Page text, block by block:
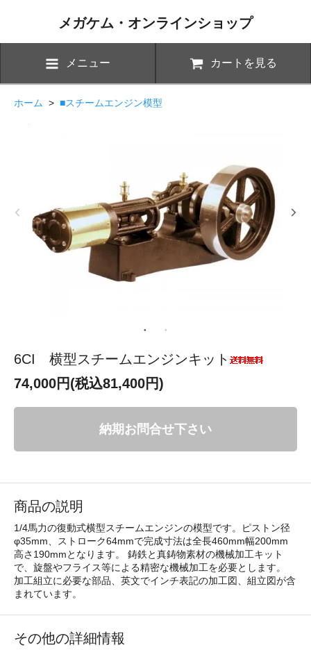
メガケム・オンラインショップ
メニュー カートを見る
ホーム > ■スチームエンジン模型
6CI 横型スチームエンジンキット
74,000円(税込81,400円)
納期お問合せ下さい
商品の説明
1/4馬力の復動式横型スチームエンジンの模型です。ピストン径
φ35mm、ストローク64mmで完成寸法は全長460mm幅200mm
高さ190mmとなります。 鋳鉄と真鋳物素材の機械加工キット
で、旋盤やフライス等による精密な機械加工を必要とします。
加工組立に必要な部品、英文でインチ表記の加工図、組立図が含
まれています。
その他の詳細情報